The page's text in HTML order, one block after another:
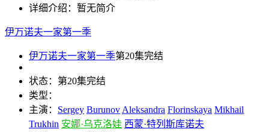
详细介绍： 暂无简介
伊万诺夫一家第一季
伊万诺夫一家第一季第20集完结
状态： 第20集完结
类型：
主演： Sergey BurunovAleksandra Florinskaya Mikhail
Trukhin 安娜·乌克洛娃 西蒙·特列斯库诺夫